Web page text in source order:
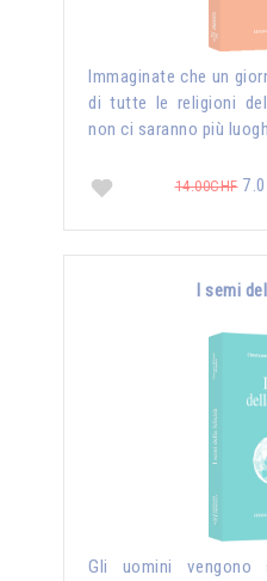
Immaginate che un
di tutte le religioni del
non ci saranno più
14.00CHF
I semi
Gli uomini